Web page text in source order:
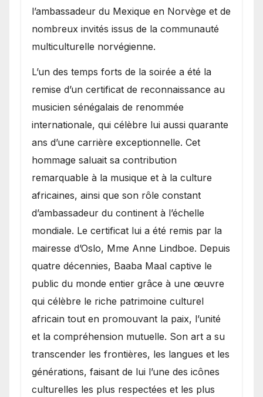
l’ambassadeur du Mexique en Norvège et de
nombreux invités issus de la communauté
multiculturelle norvégienne.
​L’un des temps forts de la soirée a été la
remise d’un certificat de reconnaissance au
musicien sénégalais de renommée
internationale, qui célèbre lui aussi quarante
ans d’une carrière exceptionnelle. Cet
hommage saluait sa contribution
remarquable à la musique et à la culture
africaines, ainsi que son rôle constant
d’ambassadeur du continent à l’échelle
mondiale. Le certificat lui a été remis par la
mairesse d’Oslo, Mme Anne Lindboe. Depuis
quatre décennies, Baaba Maal captive le
public du monde entier grâce à une œuvre
qui célèbre le riche patrimoine culturel
africain tout en promouvant la paix, l’unité
et la compréhension mutuelle. Son art a su
transcender les frontières, les langues et les
générations, faisant de lui l’une des icônes
culturelles les plus respectées et les plus